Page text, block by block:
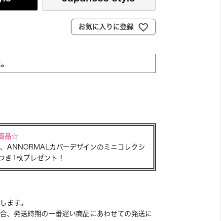
お気に入りに登録
品☆
ANNORMALカバーデザインのミニコレクシ
き1枚プレゼント！
ます。
、発送時期の一番遅い商品にあわせての発送に